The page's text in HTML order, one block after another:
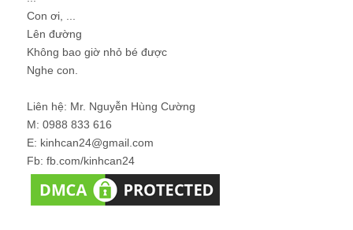
Con ơi, ...
Lên đường
Không bao giờ nhỏ bé được
Nghe con.
Liên hệ: Mr. Nguyễn Hùng Cường
M: 0988 833 616
E: kinhcan24@gmail.com
Fb: fb.com/kinhcan24